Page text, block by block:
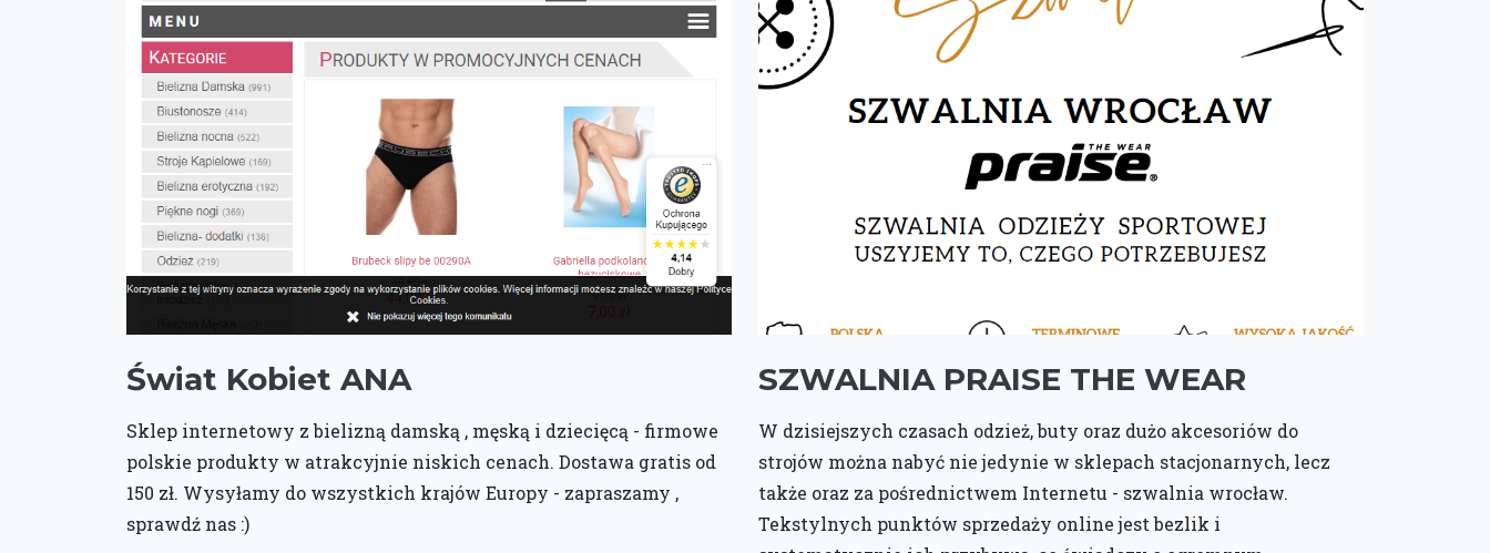
Świat Kobiet ANA
Sklep internetowy z bielizną damską , męską i dziecięcą - firmowe
polskie produkty w atrakcyjnie niskich cenach. Dostawa gratis od
150 zł. Wysyłamy do wszystkich krajów Europy - zapraszamy ,
sprawdź nas :)
SZWALNIA PRAISE THE WEAR
W dzisiejszych czasach odzież, buty oraz dużo akcesoriów do
strojów można nabyć nie jedynie w sklepach stacjonarnych, lecz
także oraz za pośrednictwem Internetu - szwalnia wrocław.
Tekstylnych punktów sprzedaży online jest bezlik i